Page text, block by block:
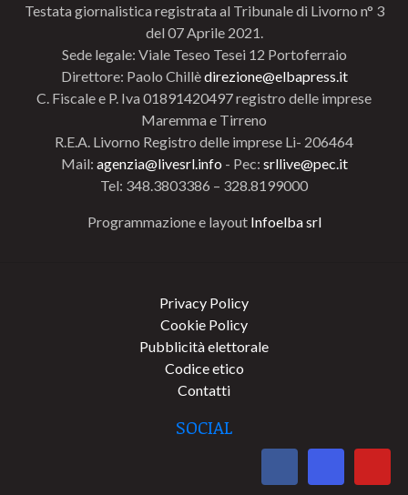
Testata giornalistica registrata al Tribunale di Livorno n° 3
del 07 Aprile 2021.
Sede legale: Viale Teseo Tesei 12 Portoferraio
Direttore: Paolo Chillèdirezione@elbapress.it
C. Fiscale e P. Iva 01891420497 registro delle imprese
Maremma e Tirreno
R.E.A. Livorno Registro delle imprese Li- 206464
Mail: agenzia@livesrl.info - Pec: srllive@pec.it
Tel: 348.3803386 – 328.8199000
Programmazione e layout Infoelba srl
Privacy Policy
Cookie Policy
Pubblicità elettorale
Codice etico
Contatti
SOCIAL